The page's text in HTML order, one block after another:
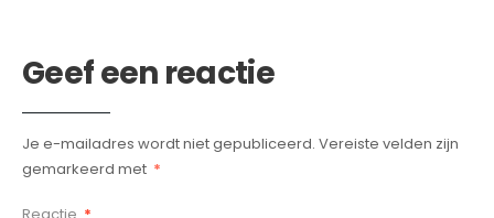
Geef een reactie
Je e-mailadres wordt niet gepubliceerd. Vereiste velden zijn
gemarkeerd met *